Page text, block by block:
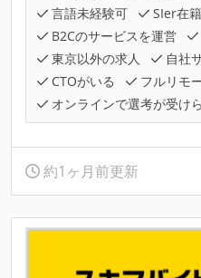
言語未経験可
SIer在
B2Cのサービスを運営
東京以外の求人
自社
CTOがいる
フルリモ
オンラインで選考が受け
約1ヶ月前更新